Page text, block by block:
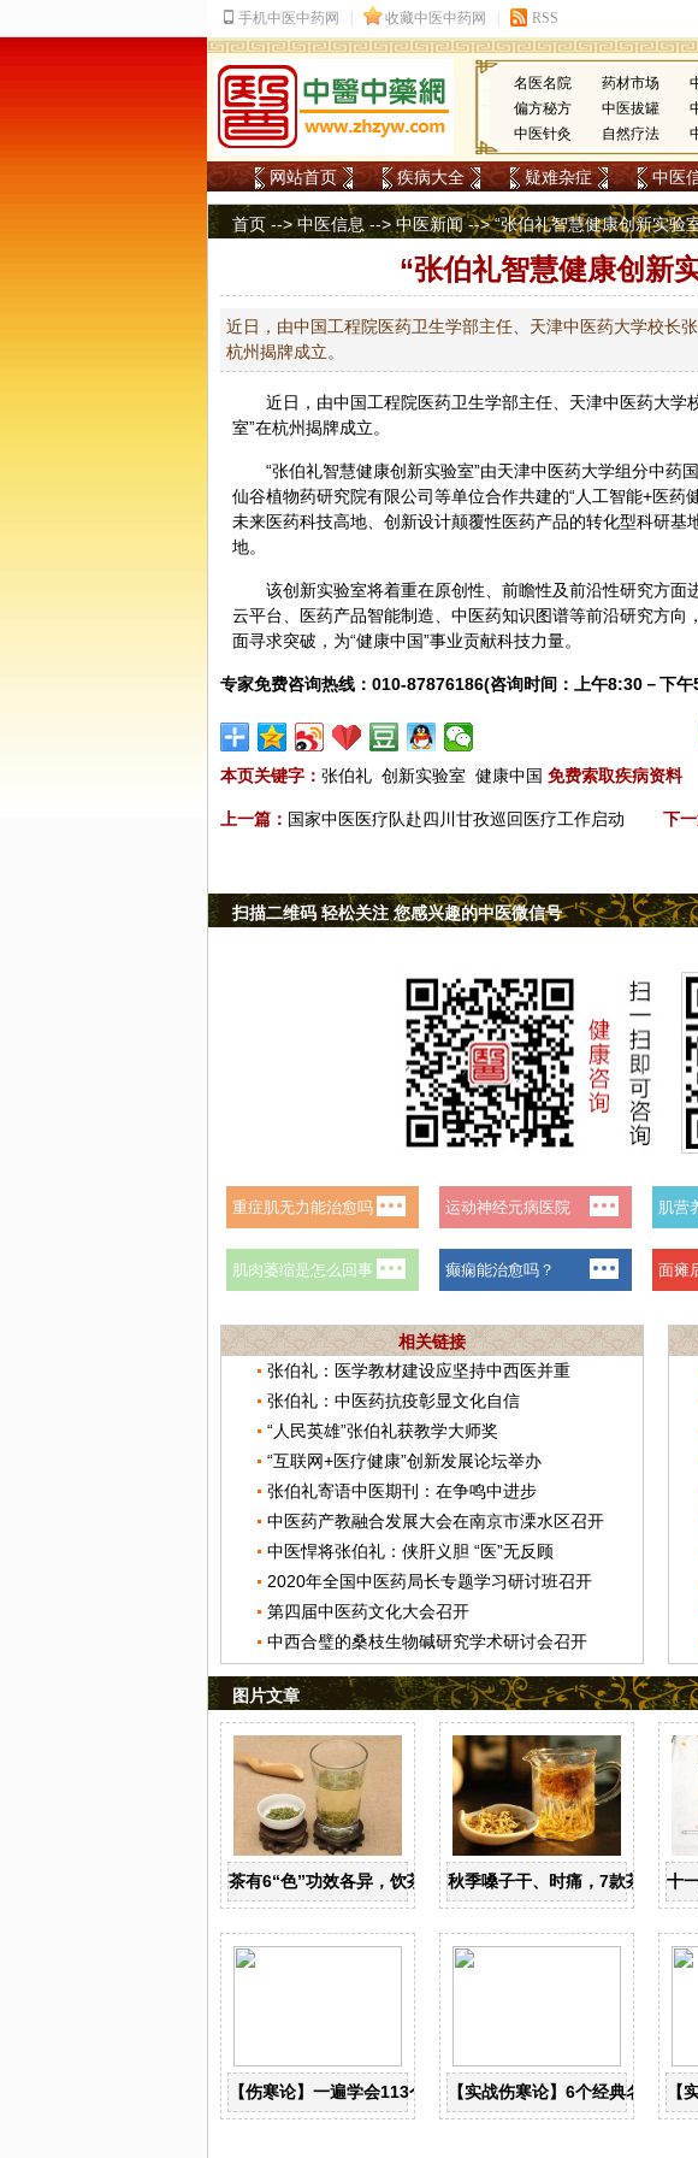
名医名院 药材市场
偏方秘方
中医拔罐
中医针灸
自然疗法
网站首页 疾病大全 疑难杂症 中医
首页 -->中医信息 -->中医新闻--> “张伯礼智慧健康创新实验
“张伯礼智慧健康创新
近日，由中国工程院医药卫生学部主任、天津中医药大学校长
杭州揭牌成立。
近日，由中国工程院医药卫生学部主任、天津中医药大学
室”在杭州揭牌成立。
“张伯礼智慧健康创新实验室”由天津中医药大学组分中药
仙谷植物药研究院有限公司等单位合作共建的“人工智能+医药
未来医药科技高地、创新设计颠覆性医药产品的转化型科研
地。
该创新实验室将着重在原创性、前瞻性及前沿性研究方
云平台、医药产品智能制造、中医药知识图谱等前沿研究方
面寻求突破，为“健康中国”事业贡献科技力量。
专家免费咨询热线：010-87876186(咨询时间：上午8:30－下午
本页关键字： 张伯礼 创新实验室 健康中国 免费索取疾病资料
上一篇： 国家中医医疗队赴四川甘孜巡回医疗工作启动 下一
扫描二维码 轻松关注 您感兴趣的中医微信号
相关链接
张伯礼：医学教材建设应坚持中西医并重
张伯礼：中医药抗疫彰显文化自信
“人民英雄”张伯礼获教学大师奖
“互联网+医疗健康”创新发展论坛举办
张伯礼寄语中医期刊：在争鸣中进步
中医药产教融合发展大会在南京市溧水区召开
中医悍将张伯礼：侠肝义胆 “医”无反顾
2020年全国中医药局长专题学习研讨班召开
第四届中医药文化大会召开
中西合璧的桑枝生物碱研究学术研讨会召开
图片文章
茶有6“色”功效各异，饮茶养生寒温有宜忌秋季嗓子干、时痛，7款茶饮辩证
十
【伤寒论】一遍学会113个古典经方！【实战伤寒论】6个经典名方，【